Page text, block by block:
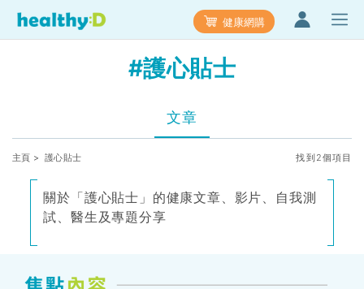
健康網購
#護心貼士
文章
主頁 > 護心貼士 找到2個項目
關於「護心貼士」的健康文章、影片、自我測
試、醫生及專題分享